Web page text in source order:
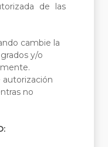
de las
cambie la
y/o
autorización
no